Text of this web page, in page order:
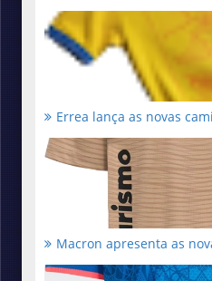
Errea lança as novas
Macron apresenta as